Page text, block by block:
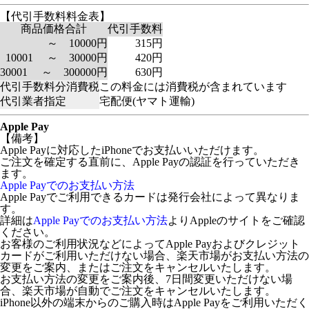
【代引手数料料金表】
商品価格合計
代引手数料
～ 10000円
315円
10001 ～ 30000円
420円
30001 ～ 300000円
630円
代引手数料分消費税この料金には消費税が含まれています
代引業者指定
宅配便(ヤマト運輸)
Apple Pay
【備考】
Apple Payに対応したiPhoneでお支払いいただけます。
ご注文を確定する直前に、Apple Payの認証を行っていただき
ます。
Apple Payでのお支払い方法
Apple Payでご利用できるカードは発行会社によって異なりま
す。
詳細はApple Payでのお支払い方法よりAppleのサイトをご確認
ください。
お客様のご利用状況などによってApple Payおよびクレジット
カードがご利用いただけない場合、楽天市場がお支払い方法の
変更をご案内、またはご注文をキャンセルいたします。
お支払い方法の変更をご案内後、7日間変更いただけない場
合、楽天市場が自動でご注文をキャンセルいたします。
iPhone以外の端末からのご購入時はApple Payをご利用いただく